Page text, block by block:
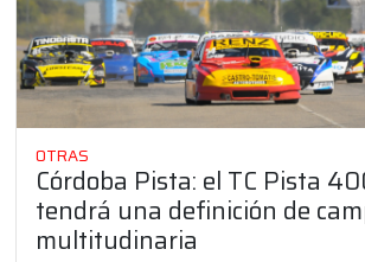
OTRAS
Córdoba Pista: el TC Pista
tendrá una definición de
multitudinaria